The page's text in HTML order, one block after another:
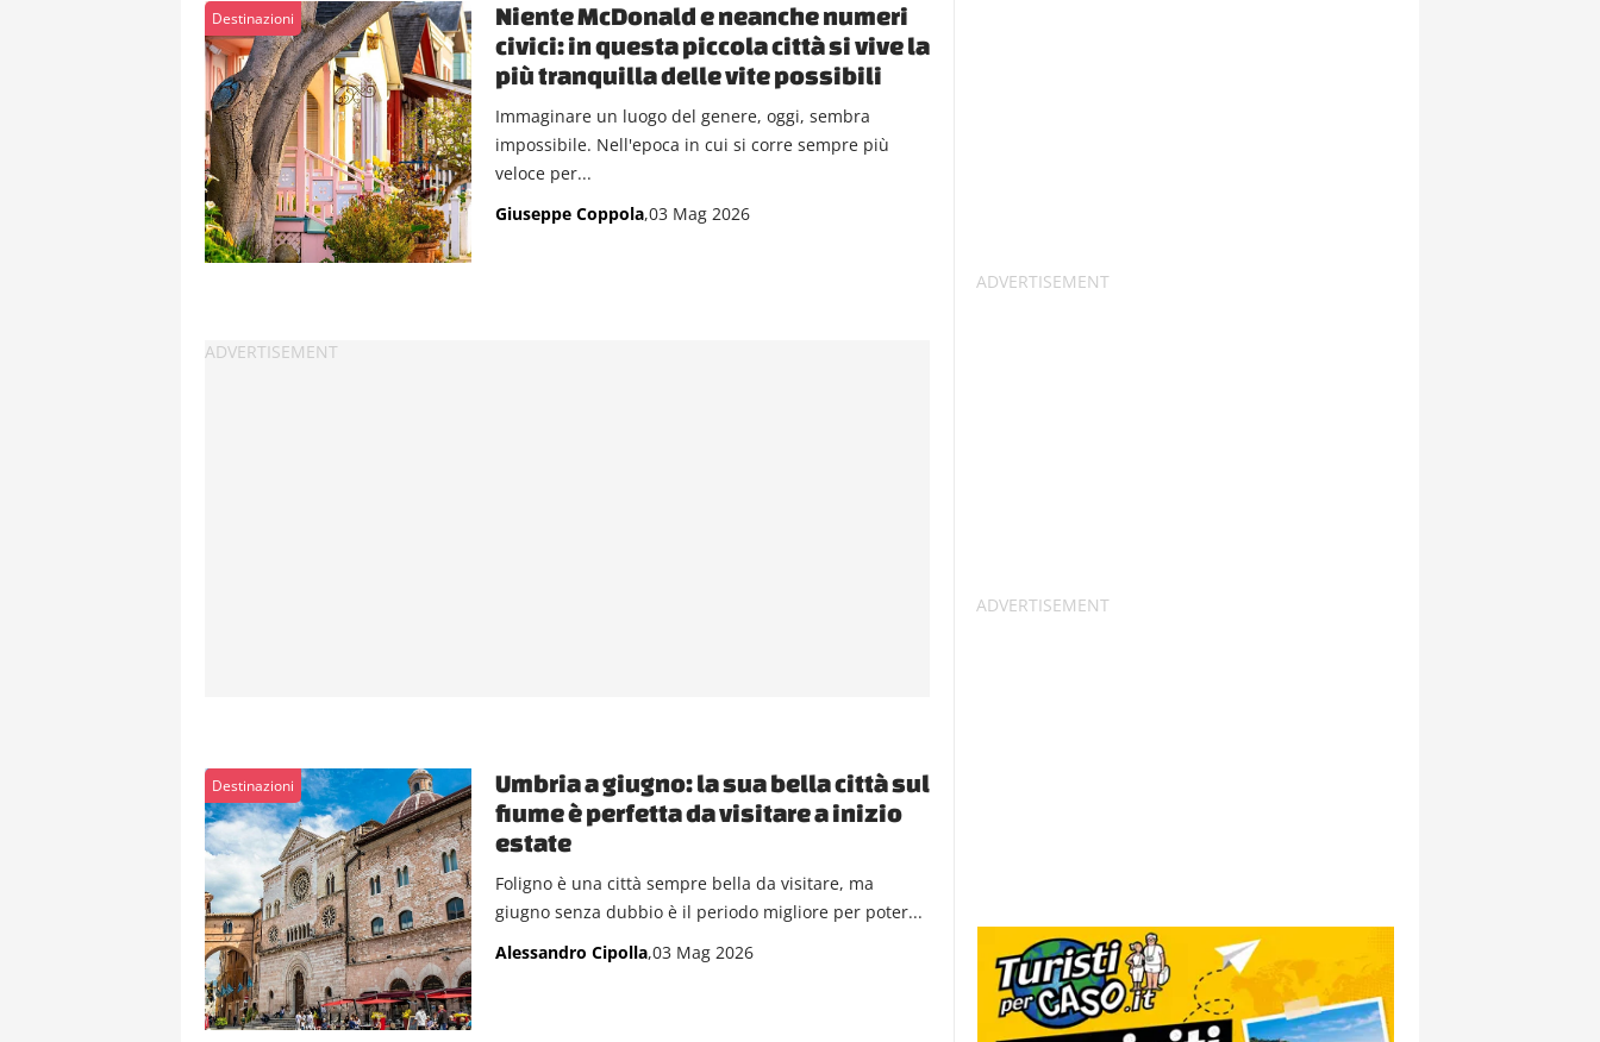
Destinazioni
Niente McDonald e neanche numeri
civici: in questa piccola città si vive la
più tranquilla delle vite possibili
Immaginare un luogo del genere, oggi, sembra
impossibile. Nell'epoca in cui si corre sempre più
veloce per...
Giuseppe Coppola,03 Mag 2026
Destinazioni
Umbria a giugno: la sua bella città sul
fiume è perfetta da visitare a inizio
estate
Foligno è una città sempre bella da visitare, ma
giugno senza dubbio è il periodo migliore per poter...
Alessandro Cipolla,03 Mag 2026